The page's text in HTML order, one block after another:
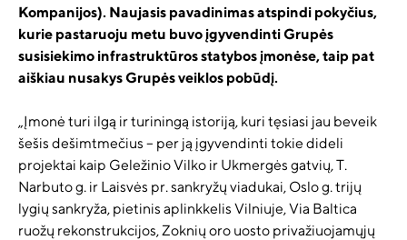
Kompanijos). Naujasis pavadinimas atspindi pokyčius,
kurie pastaruoju metu buvo įgyvendinti Grupės
susisiekimo infrastruktūros statybos įmonėse, taip pat
aiškiau nusakys Grupės veiklos pobūdį.
„Įmonė turi ilgą ir turiningą istoriją, kuri tęsiasi jau beveik
šešis dešimtmečius – per ją įgyvendinti tokie dideli
projektai kaip Geležinio Vilko ir Ukmergės gatvių, T.
Narbuto g. ir Laisvės pr. sankryžų viadukai, Oslo g. trijų
lygių sankryža, pietinis aplinkkelis Vilniuje, Via Baltica
ruožų rekonstrukcijos, Zoknių oro uosto privažiuojamųjų